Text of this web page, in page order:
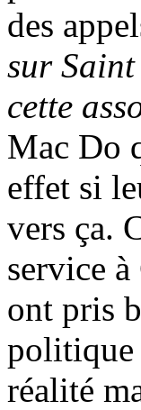
des
sur
cette
Mac Do
effet si
vers ça.
service
ont pris
politique
réalité